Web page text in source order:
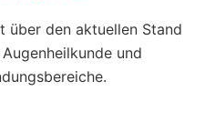
über den aktuellen Stand
und